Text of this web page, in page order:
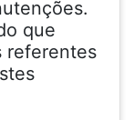
que
referentes